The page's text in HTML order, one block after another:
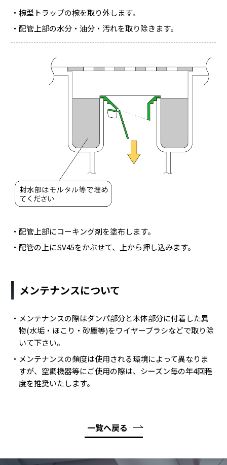
・椀型トラップの椀を取り外します。
・配管上部の水分・油分・汚れを取り除きます。
・配管上部にコーキング剤を塗布します。
・配管の上にSV45をかぶせて、上から押し込みます。
メンテナンスについて
・メンテナンスの際はダンパ部分と本体部分に付着した異
物(水垢・ほこり・砂塵等)をワイヤーブラシなどで取り除
いて下さい。
・メンテナンスの頻度は使用される環境によって異なりま
すが、空調機器等にご使用の際は、シーズン毎の年4回程
度を推奨いたします。
一覧へ戻る